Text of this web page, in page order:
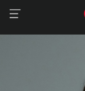
매거진 상세보기